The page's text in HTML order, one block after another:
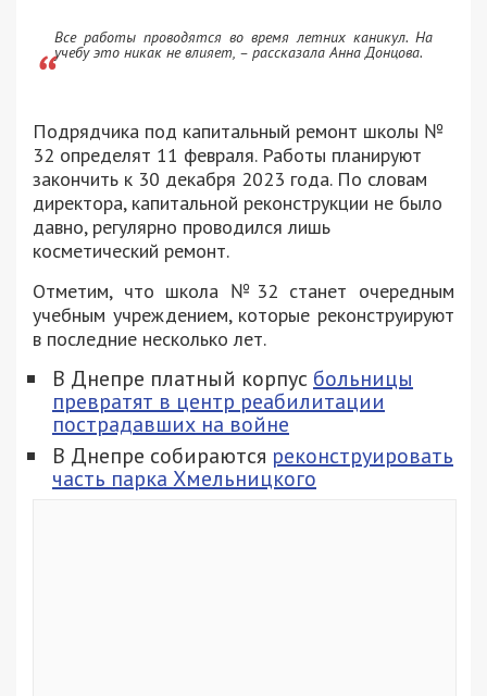
Все работы проводятся во время летних каникул. На
учебу это никак не влияет, – рассказала Анна Донцова.
Подрядчика под капитальный ремонт школы №
32 определят 11 февраля. Работы планируют
закончить к 30 декабря 2023 года. По словам
директора, капитальной реконструкции не было
давно, регулярно проводился лишь
косметический ремонт.
Отметим, что школа №32 станет очередным
учебным учреждением, которые реконструируют
в последние несколько лет.
В Днепре платный корпус больницы
превратят в центр реабилитации
пострадавших на войне
В Днепре собираются реконструировать
часть парка Хмельницкого